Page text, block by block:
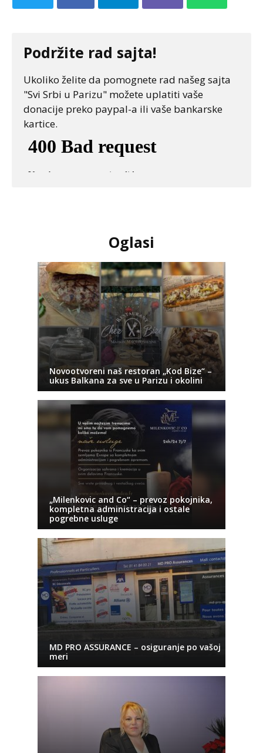
Podržite rad sajta!
Ukoliko želite da pomognete rad našeg sajta
"Svi Srbi u Parizu" možete uplatiti vaše
donacije preko paypal-a ili vaše bankarske
kartice.
Oglasi
Novootvoreni naš restoran „Kod Bize“ –
ukus Balkana za sve u Parizu i okolini
„Milenkovic and Co“ – prevoz pokojnika,
kompletna administracija i ostale
pogrebne usluge
MD PRO ASSURANCE – osiguranje po vašoj
meri